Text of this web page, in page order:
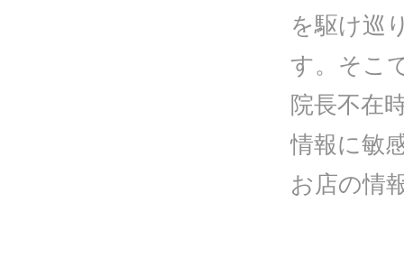
を駆け巡
す。そこ
院長不在
情報に敏
お店の情